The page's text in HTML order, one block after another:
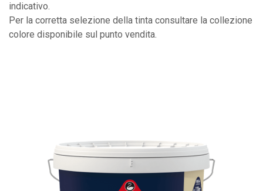
indicativo.
Per la corretta selezione della tinta consultare la collezione
colore disponibile sul punto vendita.